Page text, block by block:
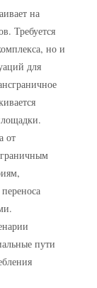
на
Требуется
но и
для
от
пути